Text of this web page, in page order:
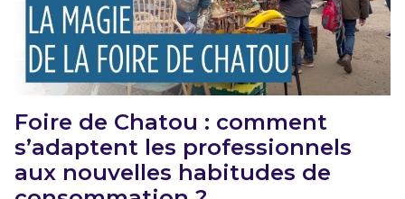
Foire de Chatou : comment
s’adaptent les professionnels
aux nouvelles habitudes de